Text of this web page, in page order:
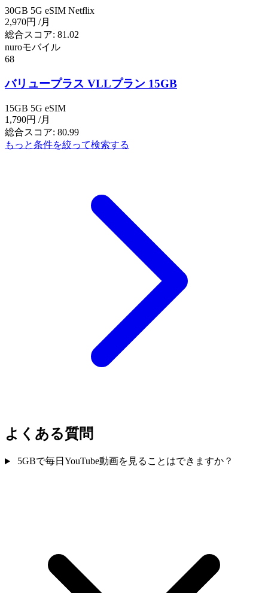
30GB 5G eSIM Netflix
2,970円 /月
総合スコア: 81.02
nuroモバイル
68
バリュープラス VLLプラン 15GB
15GB 5G eSIM
1,790円 /月
総合スコア: 80.99
もっと条件を絞って検索する
よくある質問
5GBで毎日YouTube動画を見ることはできますか？